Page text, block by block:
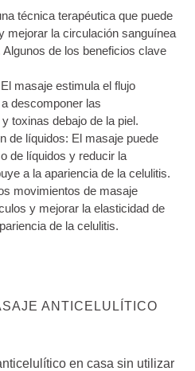
técnica terapéutica que puede
mejorar la circulación sanguínea
de los beneficios clave
masaje estimula el flujo
descomponer las
toxinas debajo de la piel.
de líquidos: El masaje puede
de líquidos y reducir la
a la apariencia de la celulitis.
movimientos de masaje
y mejorar la elasticidad de
de la celulitis.
ANTICELULÍTICO
en casa sin utilizar